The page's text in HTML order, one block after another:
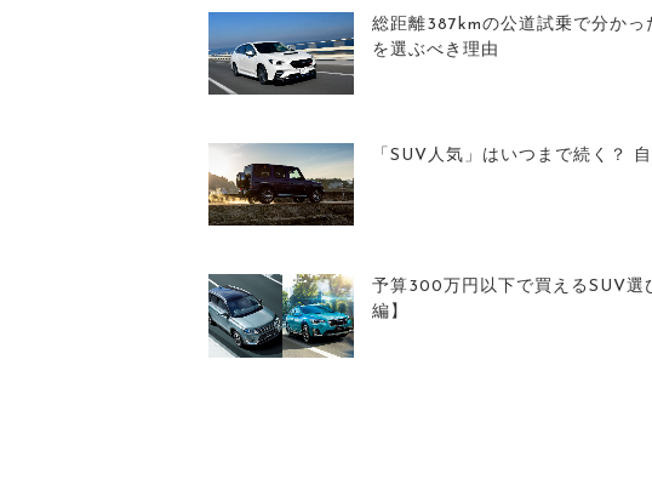
総距離387kmの公道試乗で分か
を選ぶべき理由
「SUV人気」はいつまで続く？
予算300万円以下で買えるSUV選
編】